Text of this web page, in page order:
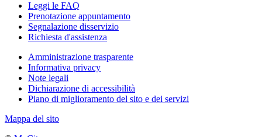
Leggi le FAQ
Prenotazione appuntamento
Segnalazione disservizio
Richiesta d'assistenza
Amministrazione trasparente
Informativa privacy
Note legali
Dichiarazione di accessibilità
Piano di miglioramento del sito e dei servizi
Mappa del sito